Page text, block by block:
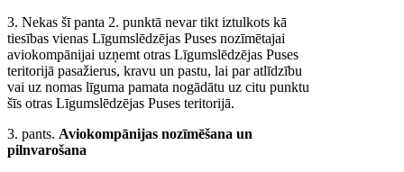
3. Nekas šī panta 2. punktā nevar tikt iztulkots kā
tiesības vienas Līgumslēdzējas Puses nozīmētajai
aviokompānijai uzņemt otras Līgumslēdzējas Puses
teritorijā pasažierus, kravu un pastu, lai par atlīdzību
vai uz nomas līguma pamata nogādātu uz citu punktu
šīs otras Līgumslēdzējas Puses teritorijā.
3. pants. Aviokompānijas nozīmēšana un
pilnvarošana